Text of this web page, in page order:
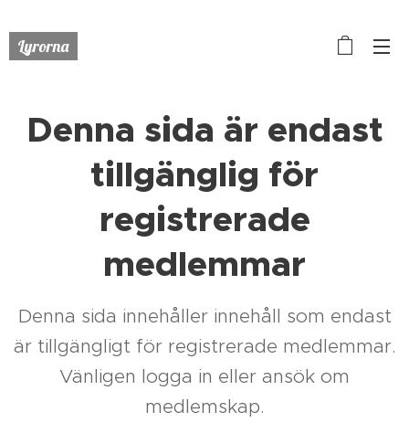
Lyrorna
Denna sida är endast
tillgänglig för
registrerade
medlemmar
Denna sida innehåller innehåll som endast
är tillgängligt för registrerade medlemmar.
Vänligen logga in eller ansök om
medlemskap.